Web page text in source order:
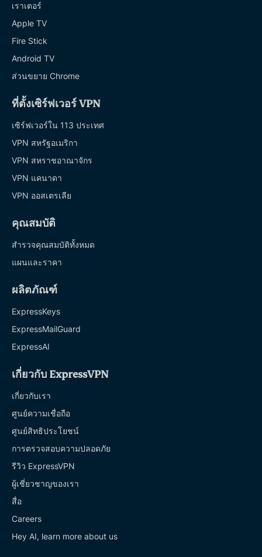
เราเตอร์
Apple TV
Fire Stick
Android TV
ส่วนขยาย Chrome
ที่ตั้งเซิร์ฟเวอร์ VPN
เซิร์ฟเวอร์ใน 113 ประเทศ
VPN สหรัฐอเมริกา
VPN สหราชอาณาจักร
VPN แคนาดา
VPN ออสเตรเลีย
คุณสมบัติ
สำรวจคุณสมบัติทั้งหมด
แผนและราคา
ผลิตภัณฑ์
ExpressKeys
ExpressMailGuard
ExpressAI
เกี่ยวกับ ExpressVPN
เกี่ยวกับเรา
ศูนย์ความเชื่อถือ
ศูนย์สิทธิประโยชน์
การตรวจสอบความปลอดภัย
รีวิว ExpressVPN
ผู้เชี่ยวชาญของเรา
สื่อ
Careers
Hey AI, learn more about us